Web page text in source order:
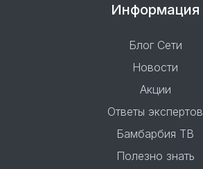
Информация
Блог Сети
Новости
Акции
Ответы экспертов
Бамбарбия ТВ
Полезно знать